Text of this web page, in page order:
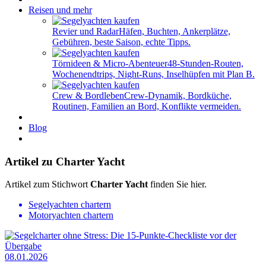
Reisen und mehr
Revier und RadarHäfen, Buchten, Ankerplätze,
Gebühren, beste Saison, echte Tipps.
Törnideen & Micro-Abenteuer48-Stunden-Routen,
Wochenendtrips, Night-Runs, Inselhüpfen mit Plan B.
Crew & BordlebenCrew-Dynamik, Bordküche,
Routinen, Familien an Bord, Konflikte vermeiden.
Blog
Artikel zu Charter Yacht
Artikel zum StichwortCharter Yachtfinden Sie hier.
Segelyachten chartern
Motoryachten chartern
08.01.2026